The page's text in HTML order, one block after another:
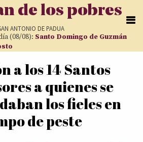
de los pobres
ANTONIO DE PADUA
(08/08): Santo Domingo de Guzmán
a los 14 Santos
a quienes se
los fieles en
de peste